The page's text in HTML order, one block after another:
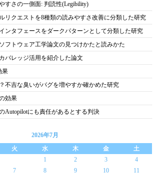
すさの一側面: 判読性(Legibility)
リクエストを8種類の読みやすさ改善に分類した研究
ンタフェースをダークパターンとして分類した研究
フトウェア工学論文の見つけかたと読みかた
バレッジ活用を紹介した論文
果
不吉な臭いがバグを増やすか確かめた研究
効果
Autopilotにも責任があるとする判決
2026年7月
火 水 木 金
土
1
2 3
4
7 8 9 10
11